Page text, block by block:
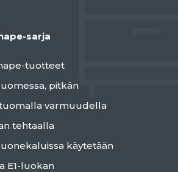
sarja
tuotteet
pitkän
varmuudella
tehtaalla
käytetään
E1-luokan